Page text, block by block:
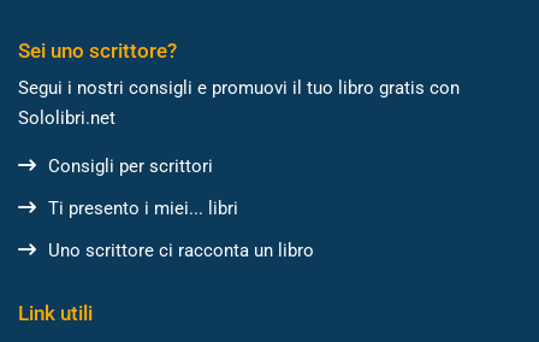
Sei uno scrittore?
Segui i nostri consigli e promuovi il tuo libro gratis con
Sololibri.net
Consigli per scrittori
Ti presento i miei... libri
Uno scrittore ci racconta un libro
Link utili